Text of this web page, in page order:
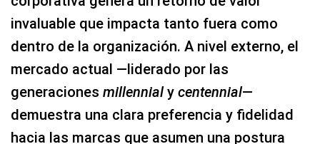
invaluable que impacta tanto fuera como
dentro de la organización. A nivel externo, el
mercado actual —liderado por las
generaciones millennialy centennial—
demuestra una clara preferencia y fidelidad
hacia las marcas que asumen una postura